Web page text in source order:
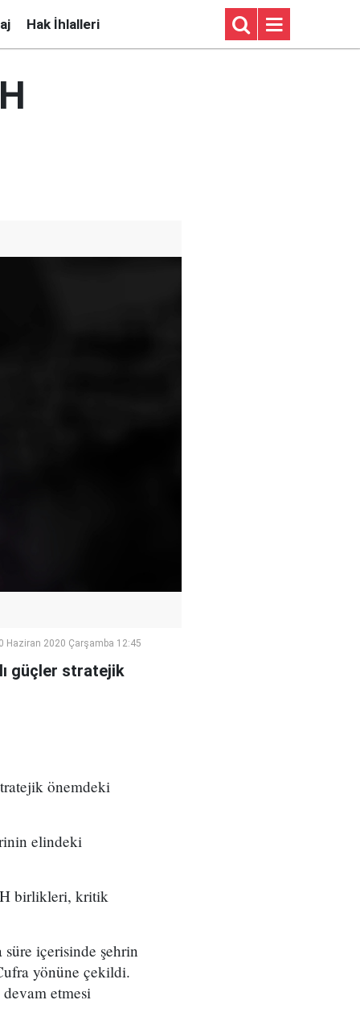
Hak İhlalleri
Haziran 2020 Çarşamba 12:45
güçler stratejik
önemdeki
elindeki
birlikleri, kritik
içerisinde şehrin
yönüne çekildi.
etmesi